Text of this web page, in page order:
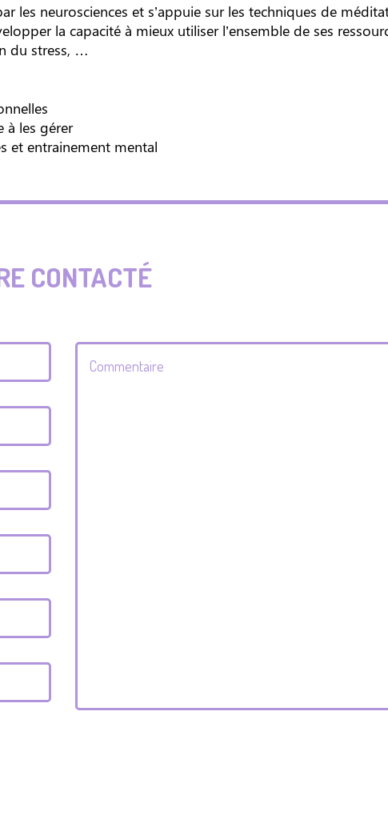
les neurosciences et s’appuie sur les techniques de
la capacité à mieux utiliser l’ensemble de ses
du stress, …
à les gérer
et entrainement mental
CONTACTÉ